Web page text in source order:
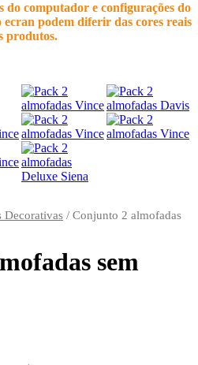
do computador e configurações do
podem diferir das cores reais
produtos.
Decorativas / Conjunto 2 almofadas
sem